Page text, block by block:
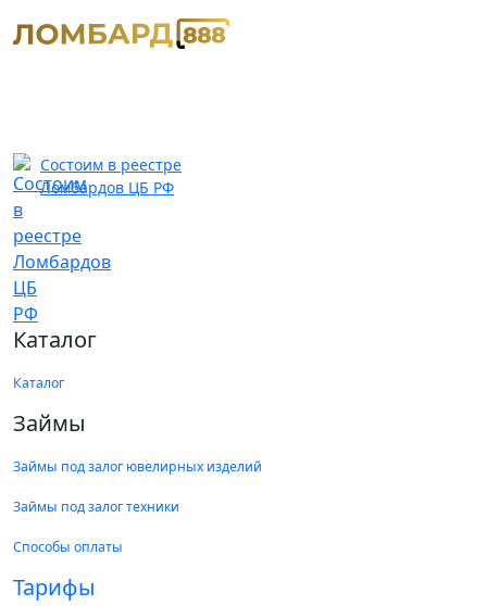
Состоим в реестре
Ломбардов ЦБ РФ
Каталог
Каталог
Займы
Займы под залог ювелирных изделий
Займы под залог техники
Способы оплаты
Тарифы